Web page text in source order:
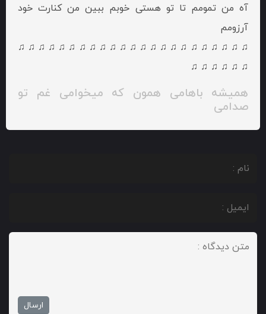
آه من تمومم تا تو هستی خوبم ببین من کنارت خود
آرزومم
♫ ♫ ♫ ♫ ♫ ♫ ♫ ♫ ♫ ♫ ♫ ♫ ♫ ♫ ♫ ♫ ♫ ♫ ♫ ♫ ♫ ♫ ♫
♫ ♫ ♫ ♫ ♫ ♫
همیشه باهامی همون که میخوامی غم تو
صدامی